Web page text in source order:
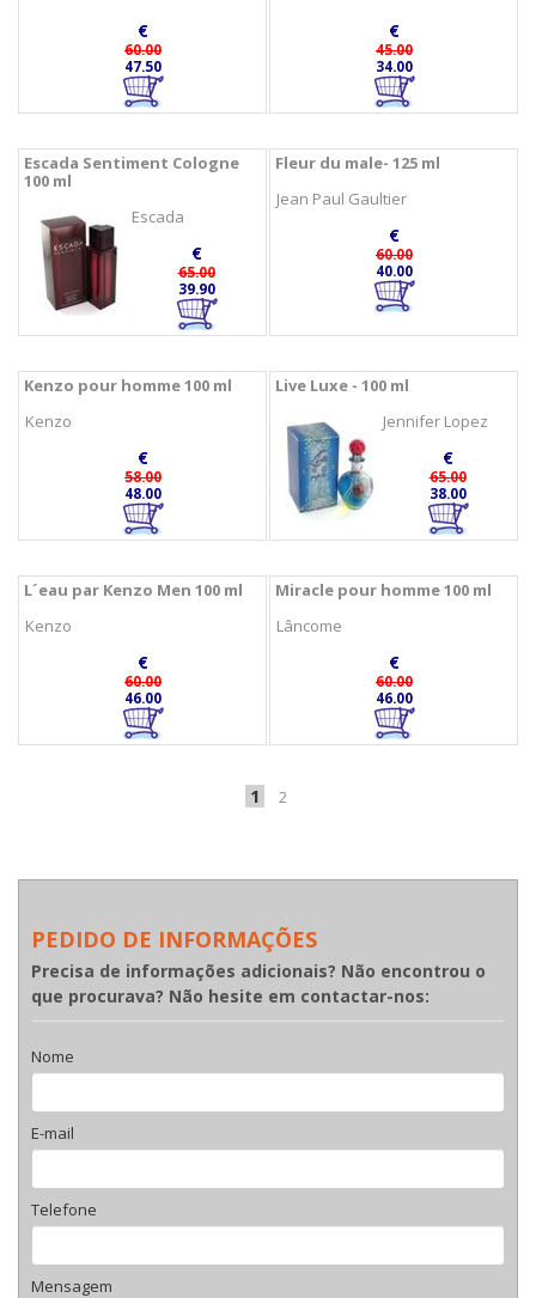
€
60.00
47.50
€
45.00
34.00
Escada Sentiment Cologne
100 ml
Escada
€
65.00
39.90
Fleur du male- 125 ml
Jean Paul Gaultier
€
60.00
40.00
Kenzo pour homme 100 ml
Kenzo
€
58.00
48.00
Live Luxe - 100 ml
Jennifer Lopez
€
65.00
38.00
L´eau par Kenzo Men 100 ml
Kenzo
€
60.00
46.00
Miracle pour homme 100 ml
Lâncome
€
60.00
46.00
1 2
PEDIDO DE INFORMAÇÕES
Precisa de informações adicionais? Não encontrou o
que procurava? Não hesite em contactar-nos:
Nome
E-mail
Telefone
Mensagem